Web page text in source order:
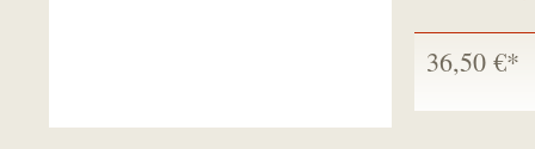
36,50 €*